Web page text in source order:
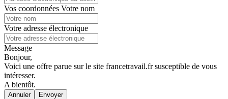
Vos coordonnées Votre nom
Votre adresse électronique
Message
Bonjour,
Voici une offre parue sur le site francetravail.fr susceptible de vous
intéresser.
A bientôt.
Annuler